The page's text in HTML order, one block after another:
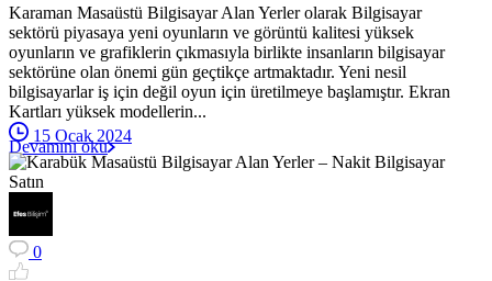
Karaman Masaüstü Bilgisayar Alan Yerler olarak Bilgisayar
sektörü piyasaya yeni oyunların ve görüntü kalitesi yüksek
oyunların ve grafiklerin çıkmasıyla birlikte insanların bilgisayar
sektörüne olan önemi gün geçtikçe artmaktadır. Yeni nesil
bilgisayarlar iş için değil oyun için üretilmeye başlamıştır. Ekran
Kartları yüksek modellerin...
15 Ocak 2024
Devamını oku
0